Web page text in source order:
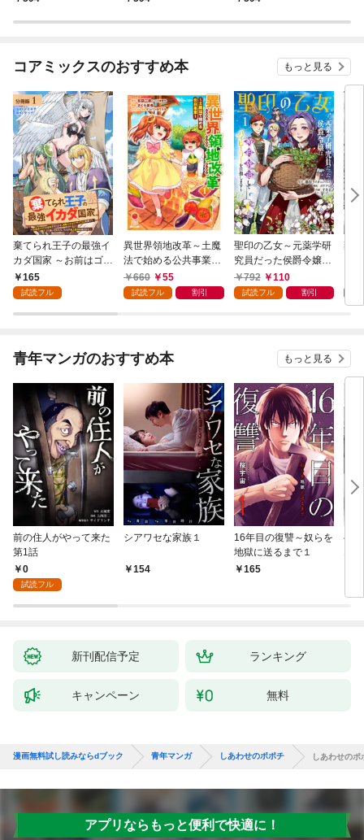
コアミックスのおすすめ本 もっと見る
棄てられ王子の最強イ
カダ国家 ～お前はゴミ
だと追放されたので、
無駄スキル【リサイク
されたモノたちで海上
版 1巻
165
試読フル
異世界領地改革～土魔
法で始める公共事業～
1巻660 55
試読フル 割引
聖印の乙女～元薬学研
究員だった侯爵令嬢は
婚約辞退してハイヒー
ラーを目指します～ 1
792 110
試読フル 割引
棄
無
ル
【
青年マンガのおすすめ本 もっと見る
前の住人がやって来た
第1話
0
試読フル
シアワセな家族１
154
16年目の復讐～奴らを
地獄に送るまで１
165
ベ
新刊配信予定 ランキング
キャンペーン 無料
漫画無料試し読みならdブック 青年マンガ しあわせのポポチ しあわせのポ
アプリならもっと便利で快適に！